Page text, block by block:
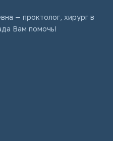
— проктолог, хирург в
Вам помочь!